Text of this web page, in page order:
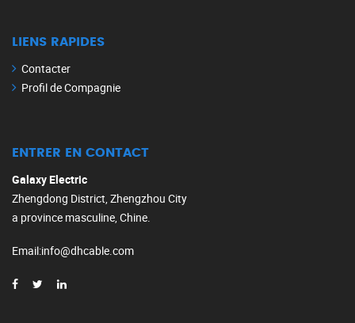
LIENS RAPIDES
Contacter
Profil de Compagnie
ENTRER EN CONTACT
Galaxy Electric
Zhengdong District, Zhengzhou City
a province masculine, Chine.
Email:info@dhcable.com